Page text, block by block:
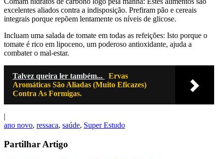
excelentes aliados contra a indisposição. Prefiram pão e cereais
integrais porque repõem lentamente os níveis de glicose.
Incluam uma salada de tomate em todas as refeições: Isto porque o
tomate é rico em lipoceno, um poderoso antioxidante, ajuda a
combater o mal-estar.
Talvez queira ler também...
Ervas
Aromáticas São Aliadas (Muito Eficazes)
Contra As Formigas.
|
ano novo, ressaca, saúde, Super Estudo
Partilhar Artigo